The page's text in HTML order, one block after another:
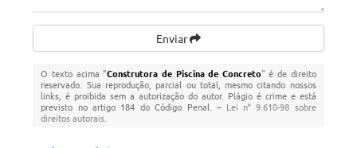
Enviar
O texto acima "Construtora de Piscina de Concreto" é de direito
reservado. Sua reprodução, parcial ou total, mesmo citando nossos
links, é proibida sem a autorização do autor. Plágio é crime e está
previsto no artigo 184 do Código Penal. – Lei n° 9.610-98 sobre
direitos autorais